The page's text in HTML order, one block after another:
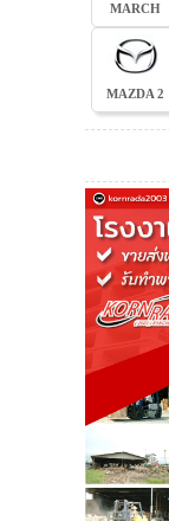
MARCH
MAZDA 2